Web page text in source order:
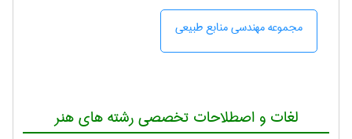
مجموعه مهندسی منابع طبيعی
لغات و اصطلاحات تخصصی رشته های هنر